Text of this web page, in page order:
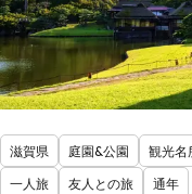
滋賀県 庭園&公園 観光名
一人旅
友人との旅 通年